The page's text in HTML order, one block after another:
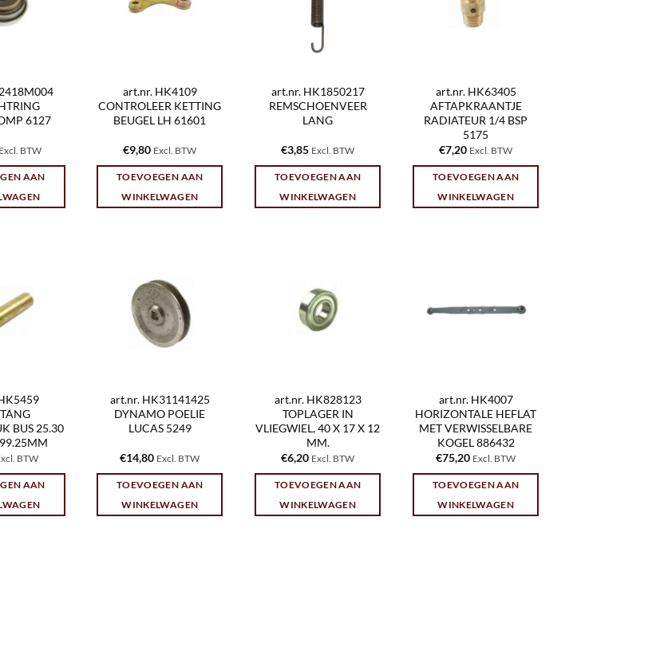
6127
Excl. BTW
AAN
art.nr. HK4109
CONTROLEER KETTING
BEUGEL LH 61601
€9,80 Excl. BTW
TOEVOEGEN AAN
WINKELWAGEN
art.nr. HK1850217
REMSCHOENVEER
LANG
€3,85 Excl. BTW
TOEVOEGEN AAN
WINKELWAGEN
art.nr. HK63405
AFTAPKRAANTJE
RADIATEUR 1/4 BSP
5175
€7,20 Excl. BTW
TOEVOEGEN AAN
WINKELWAGEN
BUS 25.30
BTW
AAN
art.nr. HK31141425
DYNAMO POELIE
LUCAS 5249
€14,80 Excl. BTW
TOEVOEGEN AAN
WINKELWAGEN
art.nr. HK828123
TOPLAGER IN
VLIEGWIEL, 40 X 17 X 12
MM.
€6,20 Excl. BTW
TOEVOEGEN AAN
WINKELWAGEN
art.nr. HK4007
HORIZONTALE HEFLAT
MET VERWISSELBARE
KOGEL 886432
€75,20 Excl. BTW
TOEVOEGEN AAN
WINKELWAGEN